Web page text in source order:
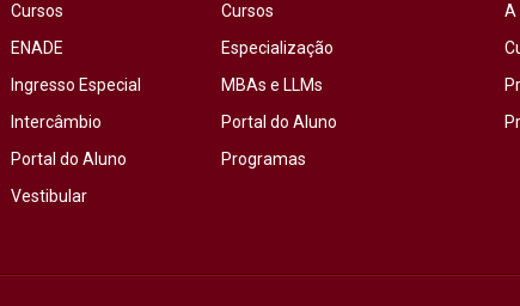
Cursos
ENADE
Ingresso Especial
Intercâmbio
Portal do Aluno
Vestibular
Cursos
Especialização
MBAs e LLMs
Portal do Aluno
Programas
A